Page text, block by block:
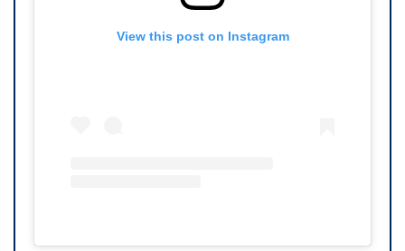
View this post on Instagram